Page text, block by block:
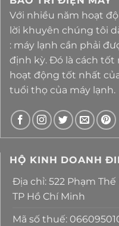
Với nhiều năm hoạt
lời khuyên chúng tôi
: máy lạnh cần phải
định kỳ. Đó là cách
hoạt động tốt nhất
tuổi thọ của máy lạnh.
HỘ KINH DOANH
Địa chỉ: 522 Phạm
TP Hồ Chí Minh
Mã số thuế: